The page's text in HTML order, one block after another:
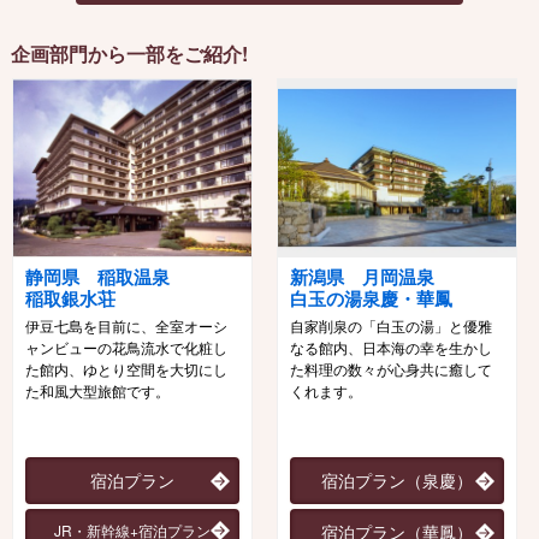
企画部門から一部をご紹介!
静岡県 稲取温泉
稲取銀水荘
伊豆七島を目前に、全室オーシ
ャンビューの花鳥流水で化粧し
た館内、ゆとり空間を大切にし
た和風大型旅館です。
宿泊プラン
JR・新幹線+宿泊プラン
新潟県 月岡温泉
白玉の湯泉慶・華鳳
自家削泉の「白玉の湯」と優雅
なる館内、日本海の幸を生かし
た料理の数々が心身共に癒して
くれます。
宿泊プラン（泉慶）
宿泊プラン（華鳳）